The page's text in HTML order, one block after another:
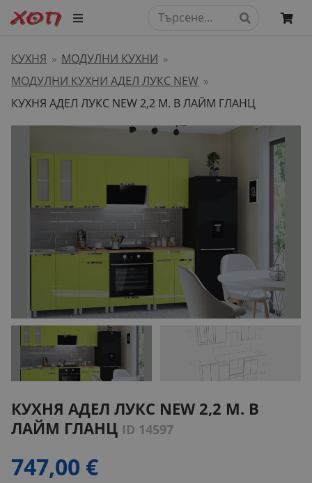
КУХНЯ » МОДУЛНИ КУХНИ »
МОДУЛНИ КУХНИ АДЕЛ ЛУКС NEW »
КУХНЯ АДЕЛ ЛУКС NEW 2,2 М. В ЛАЙМ ГЛАНЦ
КУХНЯ АДЕЛ ЛУКС NEW 2,2 М. В
ЛАЙМ ГЛАНЦ ID 14597
747,00 €